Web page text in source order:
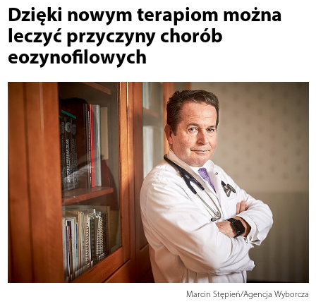
Dzięki nowym terapiom można
leczyć przyczyny chorób
eozynofilowych
Marcin Stępień/Agencja Wyborcza